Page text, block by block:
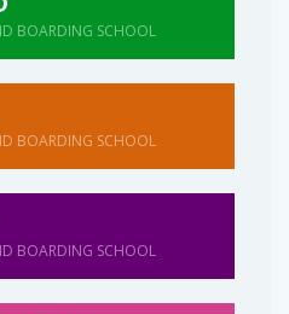
BOARDING SCHOOL
BOARDING SCHOOL
BOARDING SCHOOL